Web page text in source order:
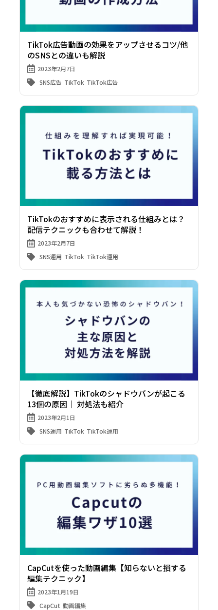
TikTok広告動画の効果をアップさせるコツ/他
のSNSとの違いも解説
2023年2月7日
SNS広告 TikTok TikTok広告
TikTokのおすすめに表示される仕組みとは？
配信テクニックも合わせて解説！
2023年2月7日
SNS運用 TikTok TikTok運用
【徹底解説】TikTokのシャドウバンが起こる
13個の原因｜ 対処法も紹介
2023年2月1日
SNS運用 TikTok TikTok運用
CapCutを使った動画編集【知らないと損する
編集テクニック】
2023年1月19日
CapCut 動画編集